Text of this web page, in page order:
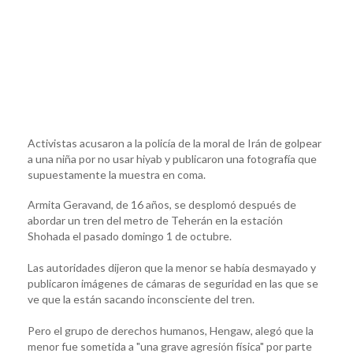
Activistas acusaron a la policía de la moral de Irán de golpear
a una niña por no usar hiyab y publicaron una fotografía que
supuestamente la muestra en coma.
Armita Geravand, de 16 años, se desplomó después de
abordar un tren del metro de Teherán en la estación
Shohada el pasado domingo 1 de octubre.
Las autoridades dijeron que la menor se había desmayado y
publicaron imágenes de cámaras de seguridad en las que se
ve que la están sacando inconsciente del tren.
Pero el grupo de derechos humanos, Hengaw, alegó que la
menor fue sometida a "una grave agresión física" por parte